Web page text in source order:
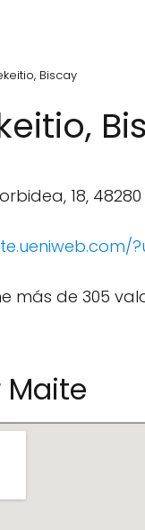
Biscay
18, 48280
más de 305
Maite